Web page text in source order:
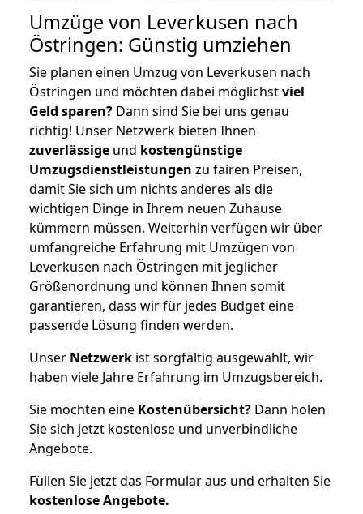
Umzüge von Leverkusen nach
Östringen: Günstig umziehen
Sie planen einen Umzug von Leverkusen nach
Östringen und möchten dabei möglichstviel
Geld sparen? Dann sind Sie bei uns genau
richtig! Unser Netzwerk bieten Ihnen
zuverlässige und kostengünstige
Umzugsdienstleistungen zu fairen Preisen,
damit Sie sich um nichts anderes als die
wichtigen Dinge in Ihrem neuen Zuhause
kümmern müssen. Weiterhin verfügen wir über
umfangreiche Erfahrung mit Umzügen von
Leverkusen nach Östringen mit jeglicher
Größenordnung und können Ihnen somit
garantieren, dass wir für jedes Budget eine
passende Lösung finden werden.
Unser Netzwerk ist sorgfältig ausgewählt, wir
haben viele Jahre Erfahrung im Umzugsbereich.
Sie möchten eine Kostenübersicht? Dann holen
Sie sich jetzt kostenlose und unverbindliche
Angebote.
Füllen Sie jetzt das Formular aus und erhalten Sie
kostenloseAngebote.